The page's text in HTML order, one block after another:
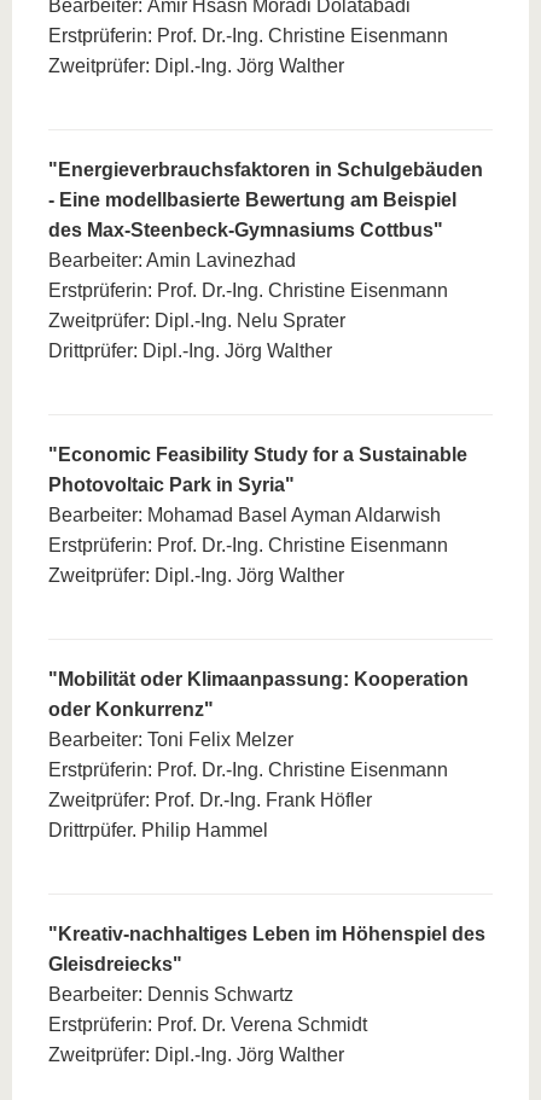
Bearbeiter: Amir Hsasn Moradi Dolatabadi
Erstprüferin: Prof. Dr.-Ing. Christine Eisenmann
Zweitprüfer: Dipl.-Ing. Jörg Walther
"Energieverbrauchsfaktoren in Schulgebäuden
- Eine modellbasierte Bewertung am Beispiel
des Max-Steenbeck-Gymnasiums Cottbus"
Bearbeiter: Amin Lavinezhad
Erstprüferin: Prof. Dr.-Ing. Christine Eisenmann
Zweitprüfer: Dipl.-Ing. Nelu Sprater
Drittprüfer: Dipl.-Ing. Jörg Walther
"Economic Feasibility Study for a Sustainable
Photovoltaic Park in Syria"
Bearbeiter: Mohamad Basel Ayman Aldarwish
Erstprüferin: Prof. Dr.-Ing. Christine Eisenmann
Zweitprüfer: Dipl.-Ing. Jörg Walther
"Mobilität oder Klimaanpassung: Kooperation
oder Konkurrenz"
Bearbeiter: Toni Felix Melzer
Erstprüferin: Prof. Dr.-Ing. Christine Eisenmann
Zweitprüfer: Prof. Dr.-Ing. Frank Höfler
Drittrpüfer. Philip Hammel
"Kreativ-nachhaltiges Leben im Höhenspiel des
Gleisdreiecks"
Bearbeiter: Dennis Schwartz
Erstprüferin: Prof. Dr. Verena Schmidt
Zweitprüfer: Dipl.-Ing. Jörg Walther